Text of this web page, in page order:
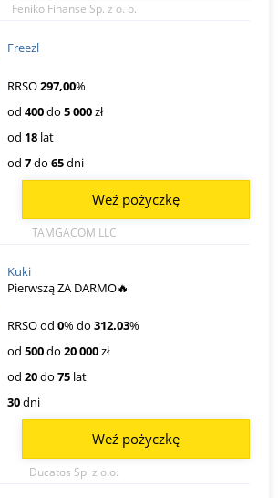
Feniko Finanse Sp. z o. o.
Freezl
RRSO297,00%
od 400do 5 000zł
od 18 lat
od 7do 65dni
TAMGACOM LLC
Weź pożyczkę
Kuki
Pierwszą ZA DARMO🔥
RRSO od 0% do 312.03%
od 500do 20 000zł
od 20do 75 lat
30dni
Ducatos Sp. z o.o.
Weź pożyczkę